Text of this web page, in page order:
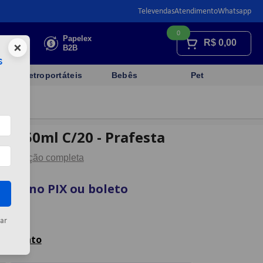
TelevendasAtendimentoWhatsapp
Faça sua
cotação
Papelex
B2B
R$ 0,00
0
Eletroportáteis Bebês Pet
150ml C/20 - Prafesta
Descrição completa
vista no PIX ou boleto
×